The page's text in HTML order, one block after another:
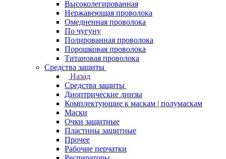
Высоколегированная
Нержавеющая проволока
Омедненная проволока
По чугуну
Полированная проволока
Порошковая проволока
Титановая проволока
Средства защиты
Назад
Средства защиты
Диоптрические линзы
Комплектующие к маскам | полумаскам
Маски
Очки защитные
Пластины защитные
Прочее
Рабочие перчатки